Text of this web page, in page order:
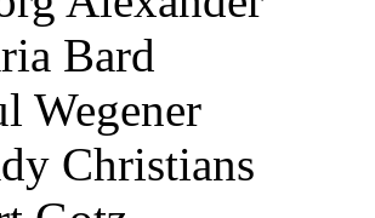
Bard
Wegener
Christians